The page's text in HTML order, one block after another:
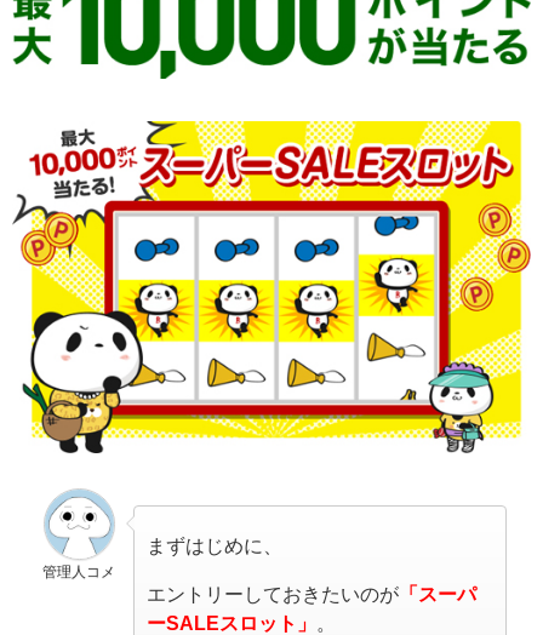
管理人コメ
まずはじめに、
エントリーしておきたいのが 「スーパ
ーSALEスロット」 。